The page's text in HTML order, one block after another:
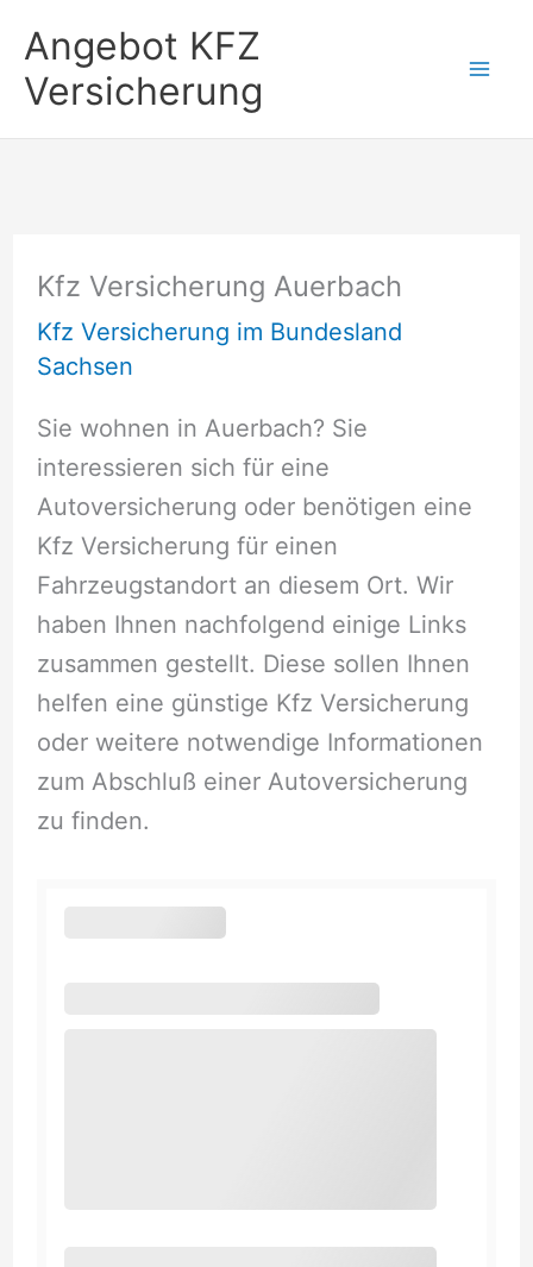
Inhalt
springen
Angebot KFZ
Versicherung
Kfz Versicherung Auerbach
Kfz Versicherung im Bundesland
Sachsen
Sie wohnen in Auerbach? Sie
interessieren sich für eine
Autoversicherung oder benötigen eine
Kfz Versicherung für einen
Fahrzeugstandort an diesem Ort. Wir
haben Ihnen nachfolgend einige Links
zusammen gestellt. Diese sollen Ihnen
helfen eine günstige Kfz Versicherung
oder weitere notwendige Informationen
zum Abschluß einer Autoversicherung
zu finden.